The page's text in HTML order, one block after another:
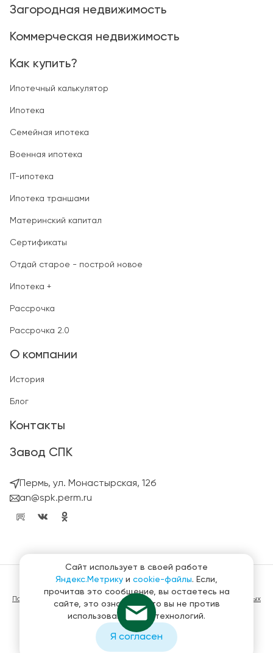
Загородная недвижимость
Коммерческая недвижимость
Как купить?
Ипотечный калькулятор
Ипотека
Семейная ипотека
Военная ипотека
IT-ипотека
Ипотека траншами
Материнский капитал
Сертификаты
Отдай старое - построй новое
Ипотека +
Рассрочка
Рассрочка 2.0
О компании
История
Блог
Контакты
Завод СПК
Пермь, ул. Монастырская, 12б
an@spk.perm.ru
© ГК СтройПанельКомплект 2023 – 2026
Политика конфиденциальности в отношении обработки персональных
данных
Материалы, представленные на сайте не являются публичной
офертой
Создание и продвижение сайтов
Сайт использует в своей работе
Яндекс.Метрику и cookie-файлы. Если,
прочитав это сообщение, вы остаетесь на
сайте, это означает, что вы не против
использования этих технологий.
Я согласен